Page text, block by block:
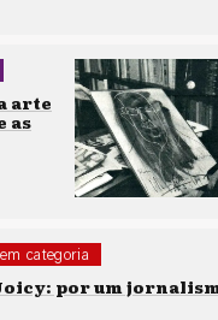
arte
as
categoria
por um